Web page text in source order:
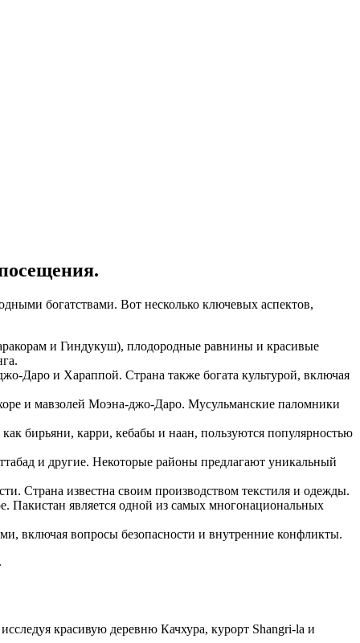
богатствами. Вот несколько ключевых аспектов,
и Гиндукуш), плодородные равнины и красивые
Даро и Хараппой. Страна также богата культурой, включая
и мавзолей Моэна-джо-Даро. Мусульманские паломники
бирьяни, карри, кебабы и наан, пользуются популярностью
и другие. Некоторые районы предлагают уникальный
Страна известна своим производством текстиля и одежды.
Пакистан является одной из самых многонациональных
включая вопросы безопасности и внутренние конфликты.
красивую деревню Качхура, курорт Shangri-la и